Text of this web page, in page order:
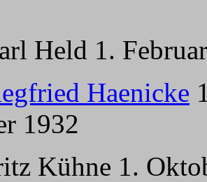
Held 1.
Haenicke
1932
Kühne 1.